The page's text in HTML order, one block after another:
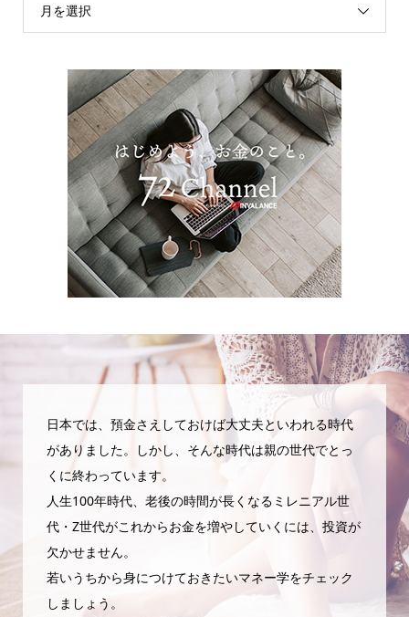
月を選択
日本では、預金さえしておけば大丈夫といわれる時代
がありました。しかし、そんな時代は親の世代でとっ
くに終わっています。
人生100年時代、老後の時間が長くなるミレニアル世
代・Z世代がこれからお金を増やしていくには、投資が
欠かせません。
若いうちから身につけておきたいマネー学をチェック
しましょう。